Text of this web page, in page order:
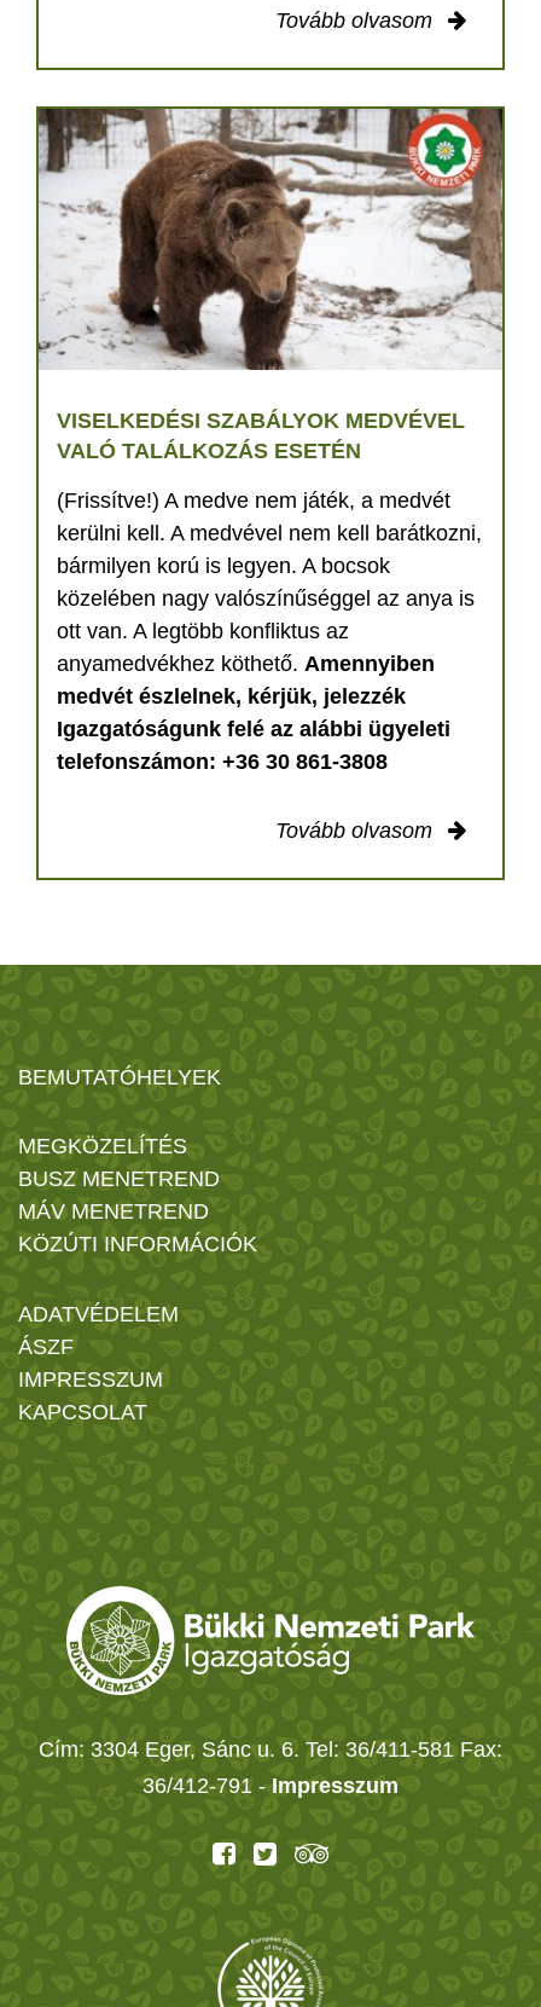
Tovább olvasom
VISELKEDÉSI SZABÁLYOK MEDVÉVEL
VALÓ TALÁLKOZÁS ESETÉN
(Frissítve!) A medve nem játék, a medvét
kerülni kell. A medvével nem kell barátkozni,
bármilyen korú is legyen. A bocsok
közelében nagy valószínűséggel az anya is
ott van. A legtöbb konfliktus az
anyamedvékhez köthető. Amennyiben
medvét észlelnek, kérjük, jelezzék
Igazgatóságunk felé az alábbi ügyeleti
telefonszámon: +36 30 861-3808
Tovább olvasom
BEMUTATÓHELYEK
MEGKÖZELÍTÉS
BUSZ MENETREND
MÁV MENETREND
KÖZÚTI INFORMÁCIÓK
ADATVÉDELEM
ÁSZF
IMPRESSZUM
KAPCSOLAT
Cím: 3304 Eger, Sánc u. 6. Tel: 36/411-581 Fax:
36/412-791 - Impresszum